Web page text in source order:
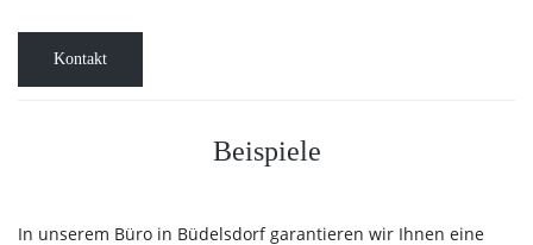
Kontakt
Beispiele
In unserem Büro in Büdelsdorf garantieren wir Ihnen eine